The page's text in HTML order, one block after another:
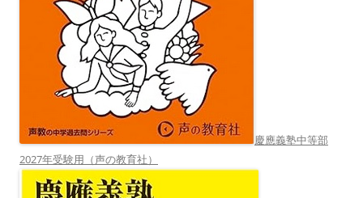
慶應義塾中等部
2027年受験用（声の教育社）